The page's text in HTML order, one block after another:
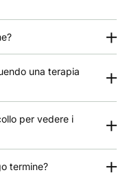
una terapia
per vedere i
termine?